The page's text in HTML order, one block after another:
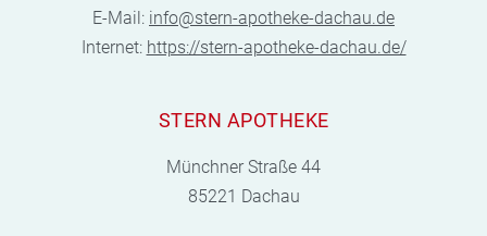
E-Mail: info@stern-apotheke-dachau.de
Internet: https://stern-apotheke-dachau.de/
STERN APOTHEKE
Münchner Straße 44
85221 Dachau